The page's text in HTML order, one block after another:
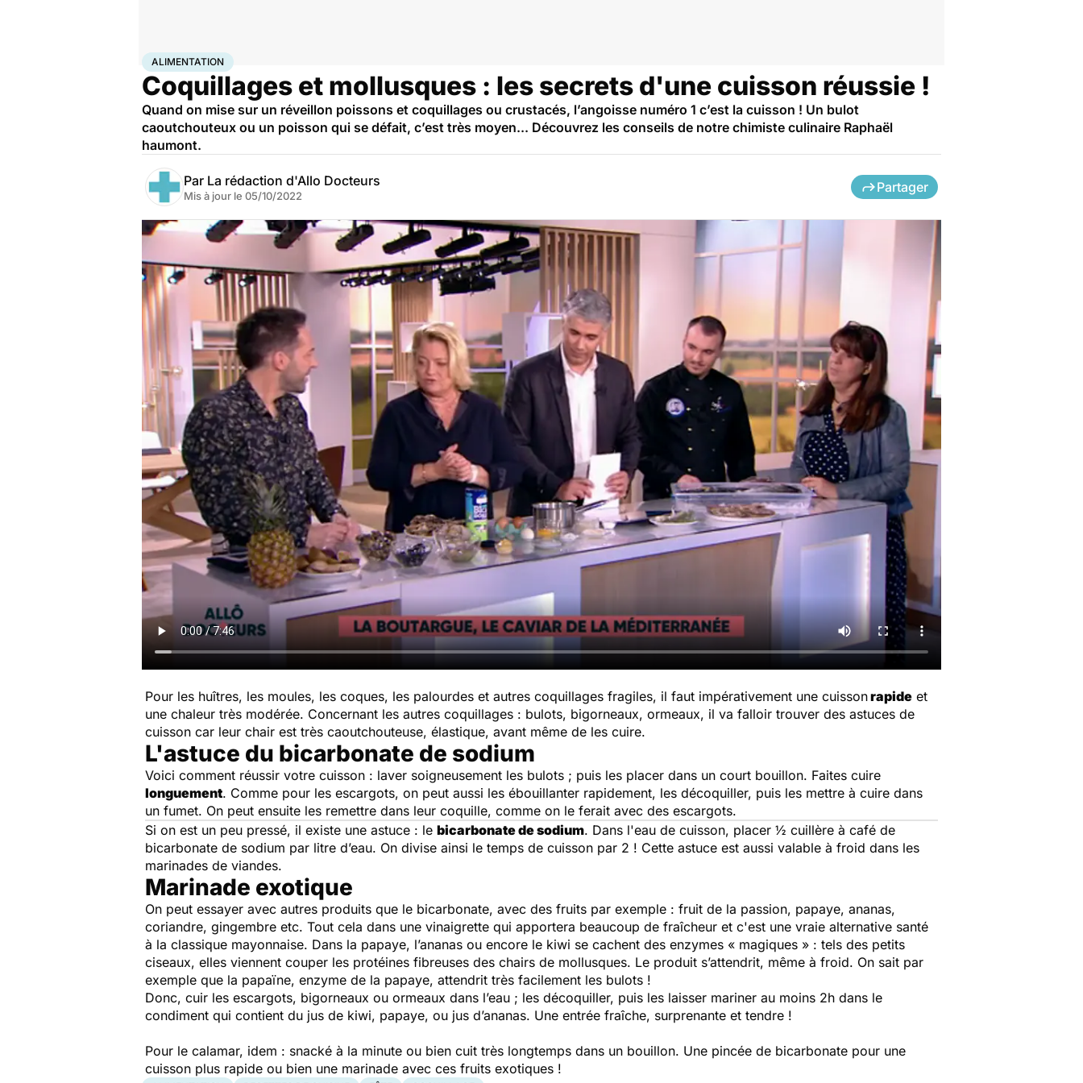
AccueilBien-êtreNutrition
ALIMENTATION
Coquillages et mollusques : les secrets d'une cuisson réussie !
Quand on mise sur un réveillon poissons et coquillages ou crustacés, l’angoisse numéro 1 c’est la cuisson ! Un bulot
caoutchouteux ou un poisson qui se défait, c’est très moyen... Découvrez les conseils de notre chimiste culinaire Raphaël
haumont.
Par La rédaction d'Allo Docteurs
Mis à jour le 05/10/2022
Partager
Pour les huîtres, les moules, les coques, les palourdes et autres coquillages fragiles, il faut impérativement une cuissonrapide et
une chaleur très modérée. Concernant les autres coquillages : bulots, bigorneaux, ormeaux, il va falloir trouver des astuces de
cuisson car leur chair est très caoutchouteuse, élastique, avant même de les cuire.
L'astuce du bicarbonate de sodium
Voici comment réussir votre cuisson : laver soigneusement les bulots ; puis les placer dans un court bouillon. Faites cuire
longuement. Comme pour les escargots, on peut aussi les ébouillanter rapidement, les décoquiller, puis les mettre à cuire dans
un fumet. On peut ensuite les remettre dans leur coquille, comme on le ferait avec des escargots.
Si on est un peu pressé, il existe une astuce : le bicarbonate de sodium. Dans l'eau de cuisson, placer ½ cuillère à café de
bicarbonate de sodium par litre d’eau. On divise ainsi le temps de cuisson par 2 ! Cette astuce est aussi valable à froid dans les
marinades de viandes.
Marinade exotique
On peut essayer avec autres produits que le bicarbonate, avec des fruits par exemple : fruit de la passion, papaye, ananas,
coriandre, gingembre etc. Tout cela dans une vinaigrette qui apportera beaucoup de fraîcheur et c'est une vraie alternative santé
à la classique mayonnaise. Dans la papaye, l’ananas ou encore le kiwi se cachent des enzymes « magiques » : tels des petits
ciseaux, elles viennent couper les protéines fibreuses des chairs de mollusques. Le produit s’attendrit, même à froid. On sait par
exemple que la papaïne, enzyme de la papaye, attendrit très facilement les bulots !
Donc, cuir les escargots, bigorneaux ou ormeaux dans l’eau ; les décoquiller, puis les laisser mariner au moins 2h dans le
condiment qui contient du jus de kiwi, papaye, ou jus d’ananas. Une entrée fraîche, surprenante et tendre !
Pour le calamar, idem : snacké à la minute ou bien cuit très longtemps dans un bouillon. Une pincée de bicarbonate pour une
cuisson plus rapide ou bien une marinade avec ces fruits exotiques !